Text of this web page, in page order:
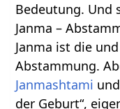
Bedeutung. Und
Janma –
Janma ist die
Abstammung.
Janmashtami
der Geburt“,